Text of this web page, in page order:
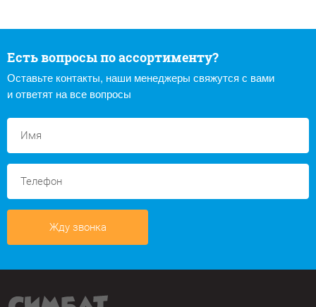
Есть вопросы по ассортименту?
Оставьте контакты, наши менеджеры свяжутся с вами
и ответят на все вопросы
Жду звонка